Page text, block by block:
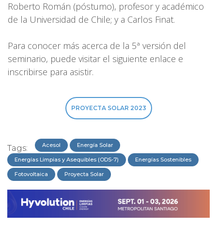
Roberto Román (póstumo), profesor y académico
de la Universidad de Chile; y a Carlos Finat.
Para conocer más acerca de la 5ª versión del
seminario, puede visitar el siguiente enlace e
inscribirse para asistir.
PROYECTA SOLAR 2023
Tags: Acesol Energía Solar
Energías Limpias y Asequibles (ODS-7) Energías Sostenibles
Fotovoltaica Proyecta Solar